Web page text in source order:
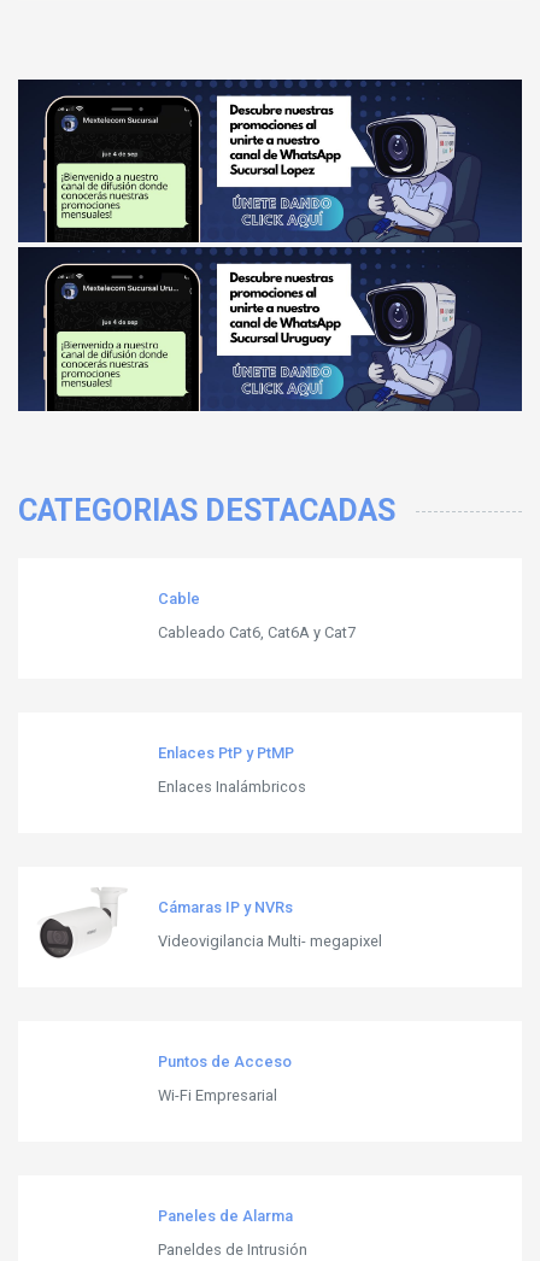
CATEGORIAS DESTACADAS
Cable
Cableado Cat6, Cat6A y Cat7
Enlaces PtP y PtMP
Enlaces Inalámbricos
Cámaras IP y NVRs
Videovigilancia Multi- megapixel
Puntos de Acceso
Wi-Fi Empresarial
Paneles de Alarma
Paneldes de Intrusión